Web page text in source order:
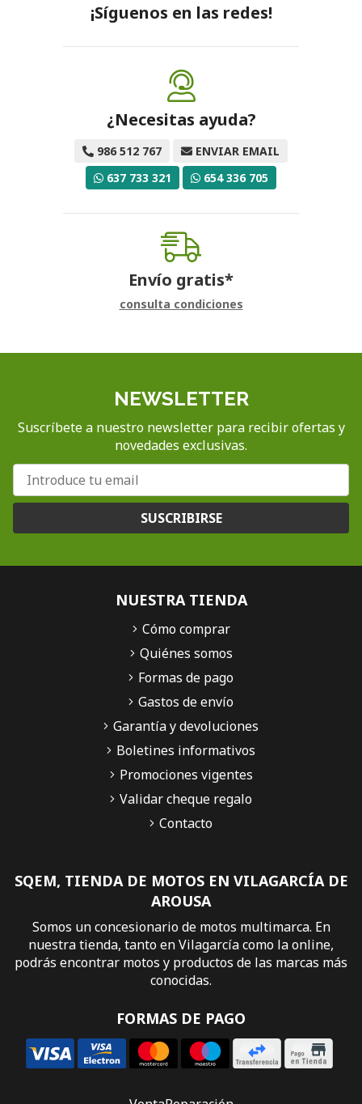
¡Síguenos en las redes!
¿Necesitas ayuda?
986 512 767
ENVIAR EMAIL
637 733 321
654 336 705
Envío gratis*
consulta condiciones
NEWSLETTER
Suscríbete a nuestro newsletter para recibir ofertas y
novedades exclusivas.
SUSCRIBIRSE
SQEM, TIENDA DE MOTOS EN VILAGARCÍA DE
AROUSA
Somos un concesionario de motos multimarca. En
nuestra tienda, tanto en Vilagarcía como la online,
podrás encontrar motos y productos de las marcas más
conocidas.
FORMAS DE PAGO
NUESTRA TIENDA
Cómo comprar
Quiénes somos
Formas de pago
Gastos de envío
Garantía y devoluciones
Boletines informativos
Promociones vigentes
Validar cheque regalo
Contacto